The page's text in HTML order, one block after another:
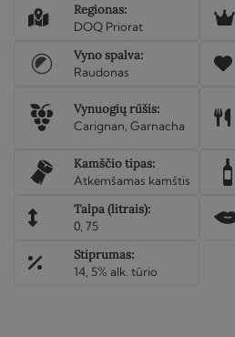
Regionas:
DOQ Priorat
Vyno spalva:
Raudonas
Vynuogių rūšis:
Carignan, Garnacha
Kamščio tipas:
Atkemšamas kamštis
Talpa (litrais):
0, 75
Stiprumas:
14, 5% alk. tūrio